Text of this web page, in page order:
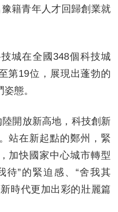
籍青年人才回歸創業就
在全國348個科技城
第19位，展現出蓬勃的
態。
開放新高地，科技創新
站在新起點的鄭州，緊
加快國家中心城市轉型
待”的緊迫感、“舍我其
時代更加出彩的壯麗篇